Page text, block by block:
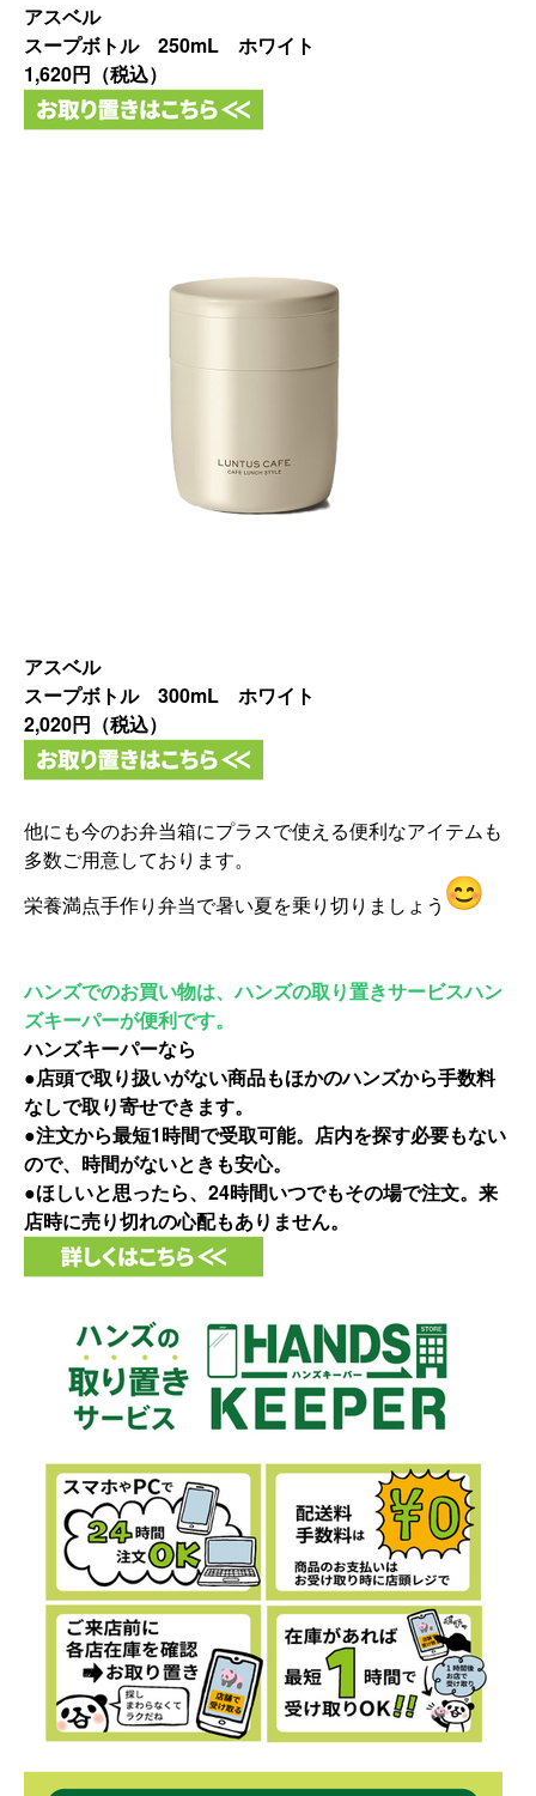
アスベル
スープボトル 250mL ホワイト
1,620円（税込）
アスベル
スープボトル 300mL ホワイト
2,020円（税込）
他にも今のお弁当箱にプラスで使える便利なアイテムも
多数ご用意しております。
栄養満点手作り弁当で暑い夏を乗り切りましょう
ハンズでのお買い物は、ハンズの取り置きサービスハン
ズキーパーが便利です。
ハンズキーパーなら
●店頭で取り扱いがない商品もほかのハンズから手数料
なしで取り寄せできます。
●注文から最短1時間で受取可能。店内を探す必要もない
ので、時間がないときも安心。
●ほしいと思ったら、24時間いつでもその場で注文。来
店時に売り切れの心配もありません。